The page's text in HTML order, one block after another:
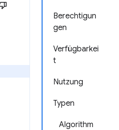
Berechtigun
gen
Verfügbarkei
t
Nutzung
Typen
Algorithm